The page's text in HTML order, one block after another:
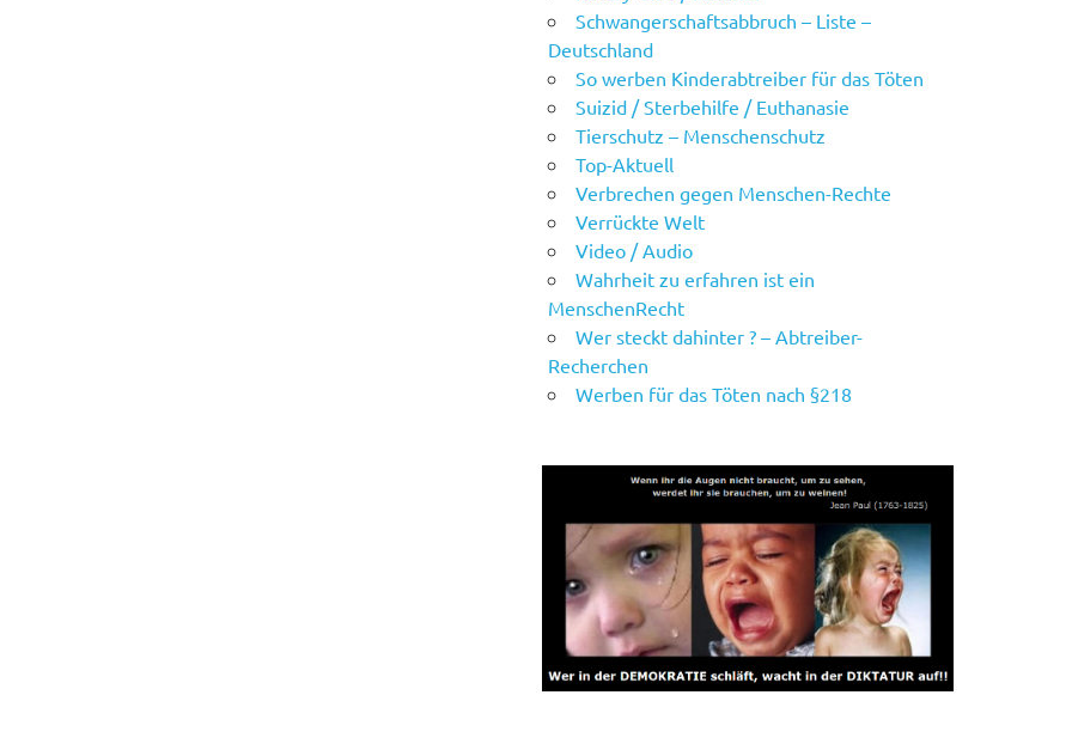
Schwangerschaftsabbruch – Liste –
Deutschland
So werben Kinderabtreiber für das Töten
Suizid / Sterbehilfe / Euthanasie
Tierschutz – Menschenschutz
Top-Aktuell
Verbrechen gegen Menschen-Rechte
Verrückte Welt
Video / Audio
Wahrheit zu erfahren ist ein
MenschenRecht
Wer steckt dahinter ? – Abtreiber-
Recherchen
Werben für das Töten nach §218